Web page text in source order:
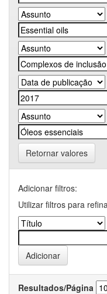
Retornar valores
Adicionar filtros:
Utilizar filtros para
Resultados/Página